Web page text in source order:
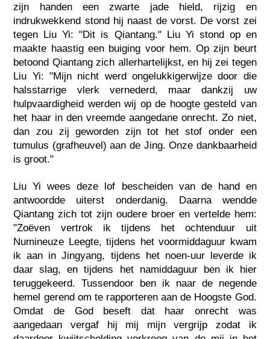
zijn handen een zwarte jade hield, rijzig en
indrukwekkend stond hij naast de vorst. De vorst zei
tegen Liu Yi: "Dit is Qiantang." Liu Yi stond op en
maakte haastig een buiging voor hem. Op zijn beurt
betoond Qiantang zich allerhartelijkst, en hij zei tegen
Liu Yi: "Mijn nicht werd ongelukkigerwijze door die
halsstarrige vlerk vernederd, maar dankzij uw
hulpvaardigheid werden wij op de hoogte gesteld van
het haar in den vreemde aangedane onrecht. Zo niet,
dan zou zij geworden zijn tot het stof onder een
tumulus (grafheuvel) aan de Jing. Onze dankbaarheid
is groot."
Liu Yi wees deze lof bescheiden van de hand en
antwoordde uiterst onderdanig. Daarna wendde
Qiantang zich tot zijn oudere broer en vertelde hem:
"Zoëven vertrok ik tijdens het ochtenduur uit
Numineuze Leegte, tijdens het voormiddaguur kwam
ik aan in Jingyang, tijdens het noen-uur leverde ik
daar slag, en tijdens het namiddaguur ben ik hier
teruggekeerd. Tussendoor ben ik naar de negende
hemel gerend om te rapporteren aan de Hoogste God.
Omdat de God beseft dat haar onrecht was
aangedaan vergaf hij mij mijn vergrijp zodat ik